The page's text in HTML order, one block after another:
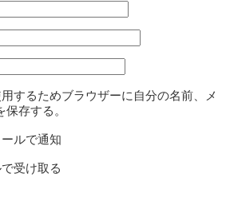
するためブラウザーに自分の名前、メ
存する。
ルで通知
受け取る